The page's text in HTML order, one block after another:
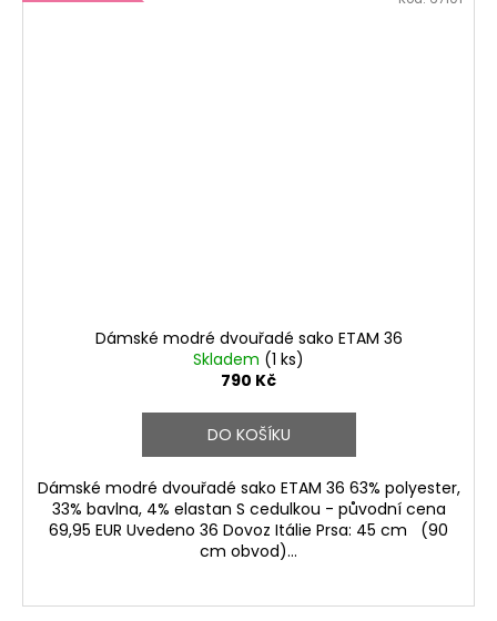
Dámské modré dvouřadé sako ETAM 36
Skladem (1 ks)
790 Kč
DO KOŠÍKU
Dámské modré dvouřadé sako ETAM 36 63% polyester,
33% bavlna, 4% elastan S cedulkou - původní cena
69,95 EUR Uvedeno 36 Dovoz Itálie Prsa: 45 cm (90
cm obvod)...